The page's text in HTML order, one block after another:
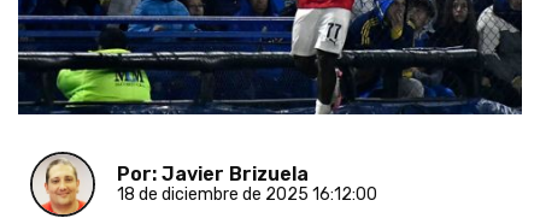
Por: Javier Brizuela
18 de diciembre de 2025 16:12:00